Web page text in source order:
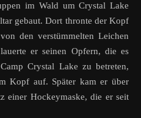
im Wald um Crystal Lake
gebaut. Dort thronte der Kopf
den verstümmelten Leichen
er seinen Opfern, die es
Crystal Lake zu betreten,
Kopf auf. Später kam er über
einer Hockeymaske, die er seit